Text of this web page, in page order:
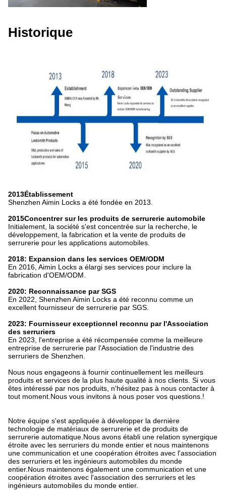
Historique
2013Établissement
Shenzhen Aimin Locks a été fondée en 2013.
2015Concentrer sur les produits de serrurerie automobile
Initialement, la société s'est concentrée sur la recherche, le
développement, la fabrication et la vente de produits de
serrurerie pour les applications automobiles.
2018: Expansion dans les services OEM/ODM
En 2016, Aimin Locks a élargi ses services pour inclure la
fabrication d'OEM/ODM.
2020: Reconnaissance par SGS
En 2022, Shenzhen Aimin Locks a été reconnu comme un
excellent fournisseur de serrurerie par SGS.
2023: Fournisseur exceptionnel reconnu par l'Association
des serruriers
En 2023, l'entreprise a été récompensée comme la meilleure
entreprise de serrurerie par l'Association de l'industrie des
serruriers de Shenzhen.
Nous nous engageons à fournir continuellement les meilleurs
produits et services de la plus haute qualité à nos clients. Si vous
êtes intéressé par nos produits, n'hésitez pas à nous contacter à
tout moment.Nous vous invitons à nous poser vos questions.!
Notre équipe s'est appliquée à développer la dernière
technologie de matériaux de serrurerie et de produits de
serrurerie automatique.Nous avons établi une relation synergique
étroite avec les serruriers du monde entier et nous maintenons
une communication et une coopération étroites avec l'association
des serruriers et les ingénieurs automobiles du monde
entier.Nous maintenons également une communication et une
coopération étroites avec l'association des serruriers et les
ingénieurs automobiles du monde entier.